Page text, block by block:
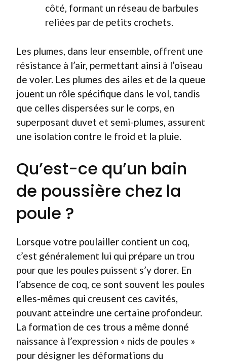
côté, formant un réseau de barbules
reliées par de petits crochets.
Les plumes, dans leur ensemble, offrent une
résistance à l’air, permettant ainsi à l’oiseau
de voler. Les plumes des ailes et de la queue
jouent un rôle spécifique dans le vol, tandis
que celles dispersées sur le corps, en
superposant duvet et semi-plumes, assurent
une isolation contre le froid et la pluie.
Qu’est-ce qu’un bain
de poussière chez la
poule ?
Lorsque votre poulailler contient un coq,
c’est généralement lui qui prépare un trou
pour que les poules puissent s’y dorer. En
l’absence de coq, ce sont souvent les poules
elles-mêmes qui creusent ces cavités,
pouvant atteindre une certaine profondeur.
La formation de ces trous a même donné
naissance à l’expression « nids de poules »
pour désigner les déformations du